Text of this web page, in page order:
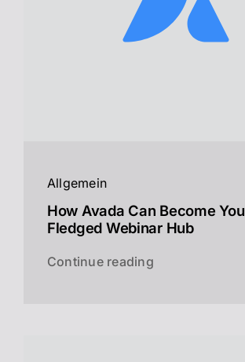
Allgemein
How Avada Can Become
Fledged Webinar Hub
Continue reading